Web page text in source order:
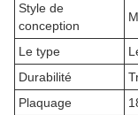
Style de
conception
Le type
Durabilité
Plaquage